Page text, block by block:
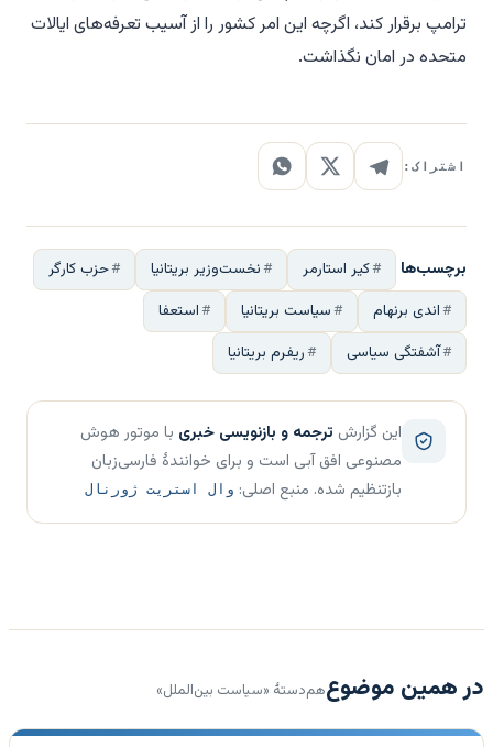
ترامپ برقرار کند، اگرچه این امر کشور را از آسیب تعرفه‌های ایالات
متحده در امان نگذاشت.
اشتراک:
برچسب‌ها کیر استارمر نخست‌وزیر بریتانیا
حزب کارگر
اندی برنهام
سیاست بریتانیا
استعفا
آشفتگی سیاسی
ریفرم بریتانیا
این گزارش ترجمه و بازنویسی خبری با موتور هوش
مصنوعی افق آبی است و برای خوانندهٔ فارسی‌زبان
بازتنظیم شده. منبع اصلی: وال استریت ژورنال
در همین موضوعهم‌دستهٔ «سیاست بین‌الملل»